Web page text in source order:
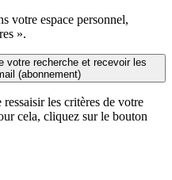
votre espace personnel,
».
votre recherche et recevoir les
(abonnement)
les critères de votre
cela, cliquez sur le bouton